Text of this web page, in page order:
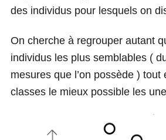
des individus pour lesquels on
On cherche à regrouper autant
individus les plus semblables (
mesures que l’on possède ) tout
classes le mieux possible les